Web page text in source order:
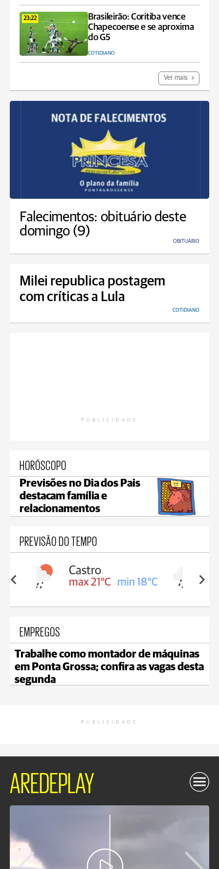
23:22
Brasileirão: Coritiba vence
Chapecoense e se aproxima
do G5
COTIDIANO
Ver mais
Falecimentos: obituário deste
domingo (9)
OBITUÁRIO
Milei republica postagem
com críticas a Lula
COTIDIANO
PUBLICIDADE
HORÓSCOPO
Previsões no Dia dos Pais
destacam família e
relacionamentos
PREVISÃO DO TEMPO
18°C
Carambeí
max 20°C min 18°C
EMPREGOS
Trabalhe como montador de máquinas
em Ponta Grossa; confira as vagas desta
segunda
PUBLICIDADE
AREDEPLAY